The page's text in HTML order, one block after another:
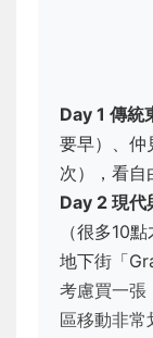
Day 1 傳統
要早）、仲
次），看自
Day 2 現代
（很多10
地下街「
考慮買一
區移動非常